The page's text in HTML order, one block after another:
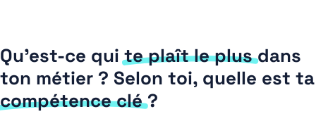
Qu’est-ce quite plaît le plusdans
ton métier ? Selon toi, quelle est ta
compétence clé?